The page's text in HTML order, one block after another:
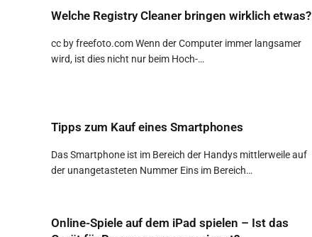
Welche Registry Cleaner bringen wirklich etwas?
cc by freefoto.com Wenn der Computer immer langsamer
wird, ist dies nicht nur beim Hoch-…
Tipps zum Kauf eines Smartphones
Das Smartphone ist im Bereich der Handys mittlerweile auf
der unangetasteten Nummer Eins im Bereich…
Online-Spiele auf dem iPad spielen – Ist das